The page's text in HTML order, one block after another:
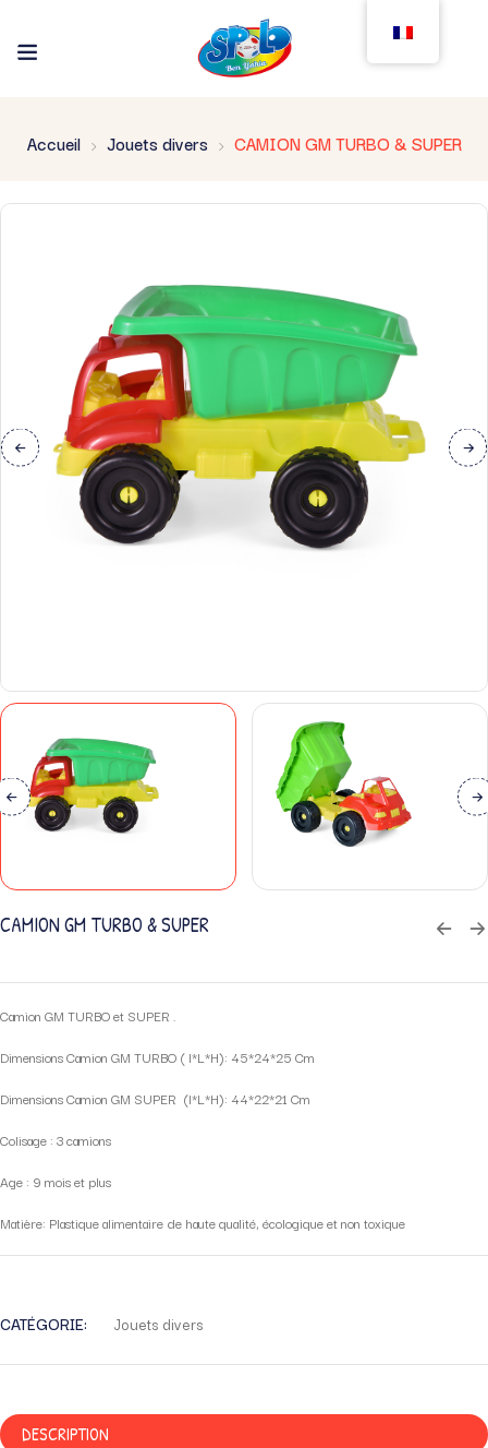
Accueil Jouets divers CAMION GM TURBO & SUPER
CAMION GM TURBO & SUPER
Camion GM TURBO et SUPER .
Dimensions Camion GM TURBO ( l*L*H): 45*24*25 Cm
Dimensions Camion GM SUPER (l*L*H): 44*22*21 Cm
Colisage : 3 camions
Age : 9 mois et plus
Matière: Plastique alimentaire de haute qualité, écologique et non toxique
CATÉGORIE: Jouets divers
DESCRIPTION